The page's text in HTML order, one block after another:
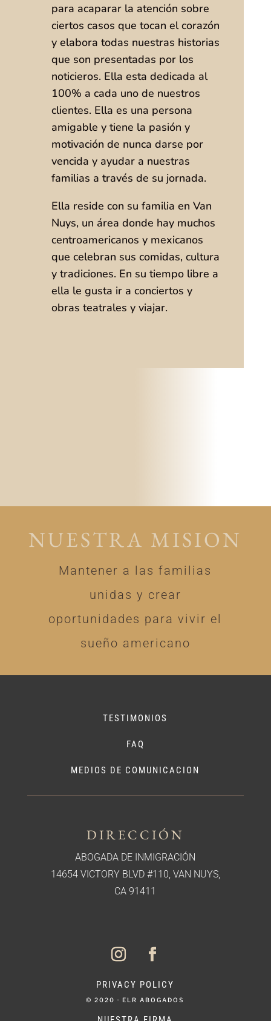
para acaparar la atención sobre
ciertos casos que tocan el corazón
y elabora todas nuestras historias
que son presentadas por los
noticieros. Ella esta dedicada al
100% a cada uno de nuestros
clientes. Ella es una persona
amigable y tiene la pasión y
motivación de nunca darse por
vencida y ayudar a nuestras
familias a través de su jornada.
Ella reside con su familia en Van
Nuys, un área donde hay muchos
centroamericanos y mexicanos
que celebran sus comidas, cultura
y tradiciones. En su tiempo libre a
ella le gusta ir a conciertos y
obras teatrales y viajar.
NUESTRA MISION
Mantener a las familias
unidas y crear
oportunidades para vivir el
sueño americano
TESTIMONIOS
FAQ
MEDIOS DE COMUNICACION
DIRECCIÓN
ABOGADA DE INMIGRACIÓN
14654 VICTORY BLVD #110, VAN NUYS,
CA 91411
PRIVACY POLICY
© 2020 · ELR ABOGADOS